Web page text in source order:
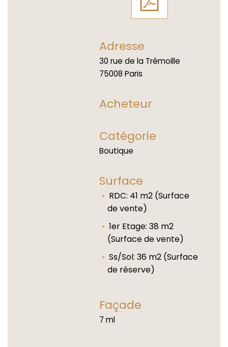
Adresse
30 rue de la Trémoille
75008 Paris
Acheteur
Catégorie
Boutique
Surface
RDC: 41 m2 (Surface
de vente)
1er Etage: 38 m2
(Surface de vente)
Ss/Sol: 36 m2 (Surface
de réserve)
Façade
7 ml